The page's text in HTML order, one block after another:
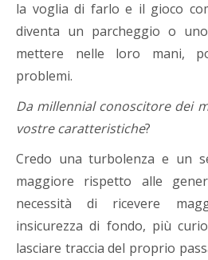
la voglia di farlo e il gioco
diventa un parcheggio o
mettere nelle loro mani,
problemi.
Da millennial conoscitore dei
vostre caratteristiche?
Credo una turbolenza e un
maggiore rispetto alle
necessità di ricevere
insicurezza di fondo, più
lasciare traccia del proprio